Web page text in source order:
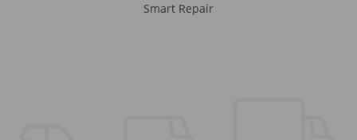
Smart Repair